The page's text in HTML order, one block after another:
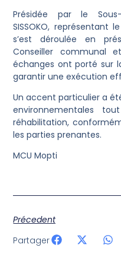
Présidée par le
SISSOKO, représentant
s’est déroulée en
Conseiller communal
échanges ont porté sur
garantir une exécution
Un accent particulier a
environnementales
réhabilitation,
les parties prenantes.
MCU Mopti
Précedent
Partager